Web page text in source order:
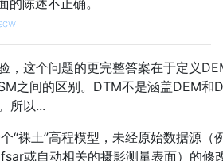
的陈述不正确。
，这个问题的更完整答案在于定义
之间的区别。DTM不是涵盖DEM和
所以...
“裸土”高程模型，未经原始数据源（
或自动相关的摄影测量表面）的修